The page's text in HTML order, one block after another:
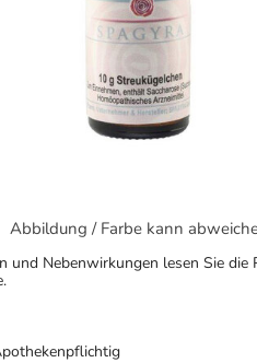
Abbildung / Farbe kann
und Nebenwirkungen lesen Sie